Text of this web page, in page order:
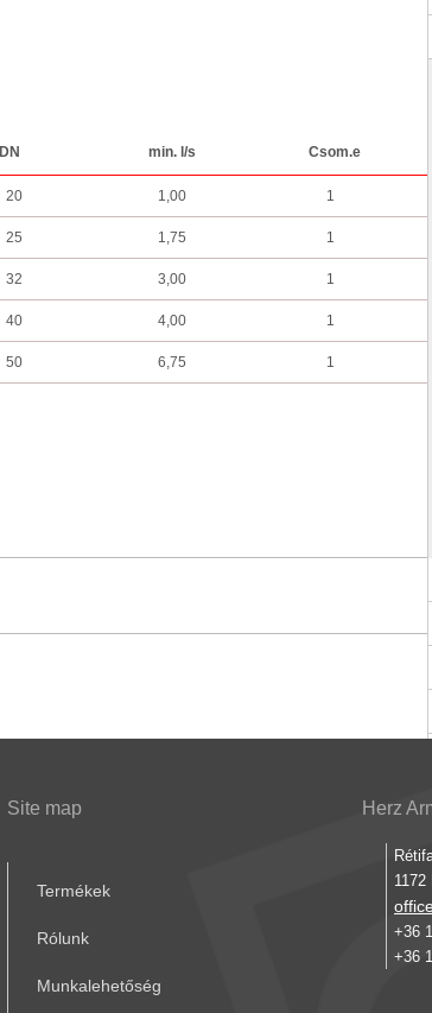
DN min. l/s Csom.e
20 1,00 1
25 1,75 1
32 3,00 1
40 4,00 1
50 6,75 1
Site map
Termékek
Rólunk
Munkalehetőség
Herz
1172
+36
+36